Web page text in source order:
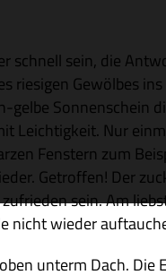
schnell sein, die
rie­si­gen Gewöl­bes
Son­nen­schein
Leich­tig­keit. Nur
Fen­stern zum
Getrof­fen! Der
sein. Am
nicht wie­der
unterm Dach.